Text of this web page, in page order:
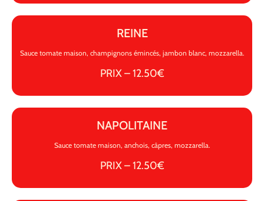
REINE
Sauce tomate maison, champignons émincés, jambon blanc, mozzarella.
PRIX – 12.50€
NAPOLITAINE
Sauce tomate maison, anchois, câpres, mozzarella.
PRIX – 12.50€